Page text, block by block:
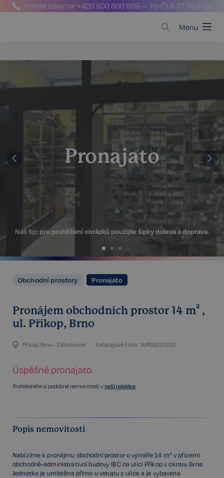
Volejte zdarma!+420 800 800 099 — Po-Čt 8-17, Pá 8-16
Menu
Náš tip:pro prohlížení obrázků použijte šipky doleva a doprava.
Pronajato
Obchodní prostory Pronajato
Pronájem obchodních prostor 14 m² ,
ul. Příkop, Brno
Příkop, Brno - Zábrdovice Katalogové číslo: N/RSB/21282
Úspěšně pronajato
Prohlédněte si podobné nemovitosti vnaší nabídce
Popis nemovitosti
Nabízíme k pronájmu obchodní prostor o výměře 14 m² v přízemí
obchodně-administrativní budovy IBC na ulici Příkop v centru Brna.
Jednotka je umístěna přímo u vstupu z ulice a je vybavena